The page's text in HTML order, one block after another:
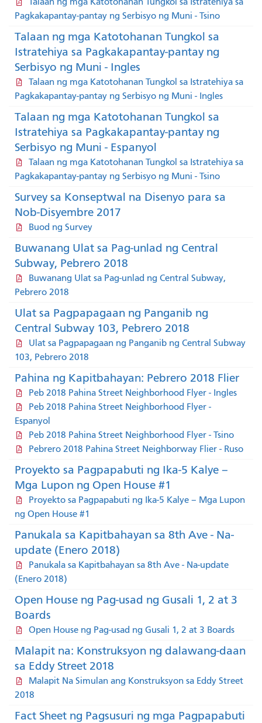
Pagkakapantay-pantay ng Serbisyo ng Muni - Tsino
Talaan ng mga Katotohanan Tungkol sa
Istratehiya sa Pagkakapantay-pantay ng
Serbisyo ng Muni - Ingles
Talaan ng mga Katotohanan Tungkol sa Istratehiya sa
Pagkakapantay-pantay ng Serbisyo ng Muni - Ingles
Talaan ng mga Katotohanan Tungkol sa
Istratehiya sa Pagkakapantay-pantay ng
Serbisyo ng Muni - Espanyol
Talaan ng mga Katotohanan Tungkol sa Istratehiya sa
Pagkakapantay-pantay ng Serbisyo ng Muni - Tsino
Survey sa Konseptwal na Disenyo para sa
Nob-Disyembre 2017
Buod ng Survey
Buwanang Ulat sa Pag-unlad ng Central
Subway, Pebrero 2018
Buwanang Ulat sa Pag-unlad ng Central Subway,
Pebrero 2018
Ulat sa Pagpapagaan ng Panganib ng
Central Subway 103, Pebrero 2018
Ulat sa Pagpapagaan ng Panganib ng Central Subway
103, Pebrero 2018
Pahina ng Kapitbahayan: Pebrero 2018 Flier
Peb 2018 Pahina Street Neighborhood Flyer - Ingles
Peb 2018 Pahina Street Neighborhood Flyer -
Espanyol
Peb 2018 Pahina Street Neighborhood Flyer - Tsino
Pebrero 2018 Pahina Street Neighborway Flier - Ruso
Proyekto sa Pagpapabuti ng Ika-5 Kalye –
Mga Lupon ng Open House #1
Proyekto sa Pagpapabuti ng Ika-5 Kalye – Mga Lupon
ng Open House #1
Panukala sa Kapitbahayan sa 8th Ave - Na-
update (Enero 2018)
Panukala sa Kapitbahayan sa 8th Ave - Na-update
(Enero 2018)
Open House ng Pag-usad ng Gusali 1, 2 at 3
Boards
Open House ng Pag-usad ng Gusali 1, 2 at 3 Boards
Malapit na: Konstruksyon ng dalawang-daan
sa Eddy Street 2018
Malapit Na Simulan ang Konstruksyon sa Eddy Street
2018
Fact Sheet ng Pagsusuri ng mga Pagpapabuti